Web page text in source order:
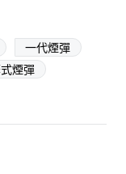
一代煙彈
煙彈